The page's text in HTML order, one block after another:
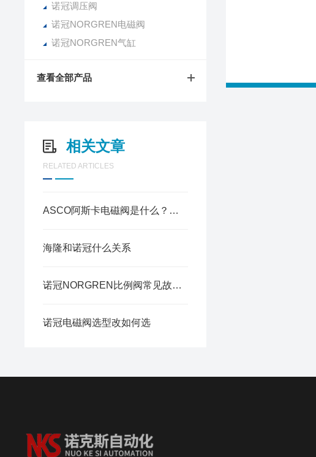
诺冠调压阀
诺冠NORGREN电磁阀
诺冠NORGREN气缸
查看全部产品
相关文章
RELATED ARTICLES
ASCO阿斯卡电磁阀是什么？工业流体控制核心元件
海隆和诺冠什么关系
诺冠NORGREN比例阀常见故障排查与调试方法
诺冠电磁阀选型改如何选